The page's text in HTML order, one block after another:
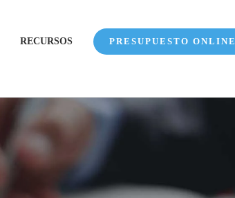
RECURSOS PRESUPUESTO ONLINE